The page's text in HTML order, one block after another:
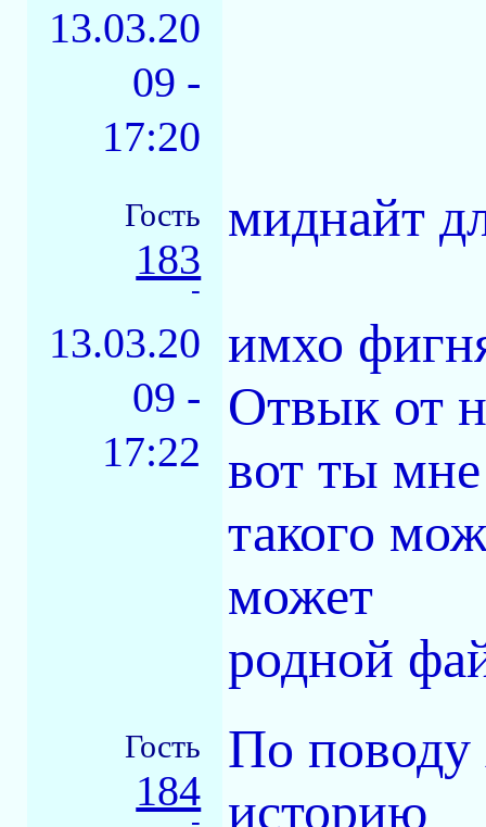
13.03.20
09 -
17:20
Гость
183
-
13.03.20
09 -
17:22
миднайт
имхо
Отвык от
вот ты
такого
может
родной
Гость
184
По поводу
историю